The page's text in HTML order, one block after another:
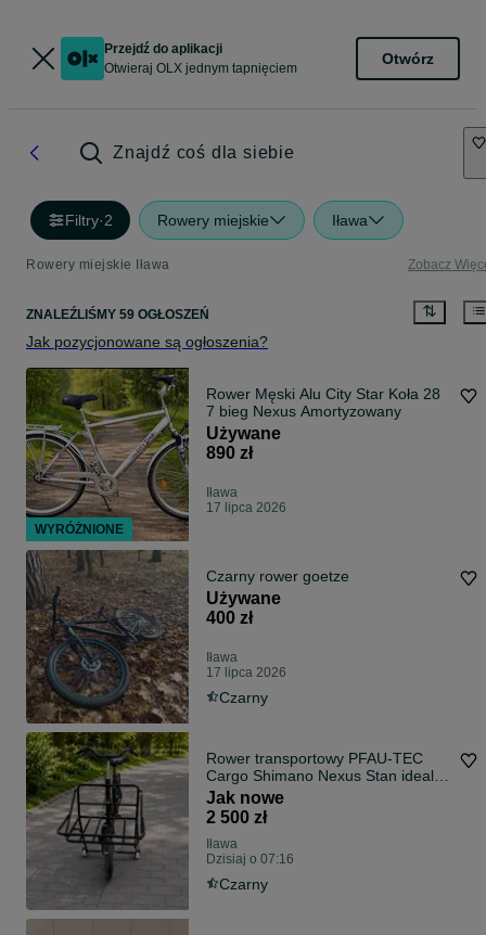
Przejdź do aplikacji
Otwieraj OLX jednym tapnięciem
Otwórz
Znajdź coś dla siebie
Filtry·2 Rowery miejskie Iława
Rowery miejskie Iława Zobacz
ZNALEŹLIŚMY 59 OGŁOSZEŃ
Jak pozycjonowane są ogłoszenia?
Rower Męski Alu City Star Koła 28
7 bieg Nexus Amortyzowany
Używane
890 zł
Iława
17 lipca 2026
Czarny rower goetze
Używane
400 zł
Iława
17 lipca 2026
Czarny
Rower transportowy PFAU-TEC
Cargo Shimano Nexus Stan idealny
Niemcy
Jak nowe
2 500 zł
Iława
Dzisiaj o 07:16
Czarny
WYRÓŻNIONE